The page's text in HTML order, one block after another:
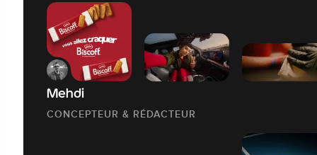
Mehdi
CONCEPTEUR & RÉDACTEUR